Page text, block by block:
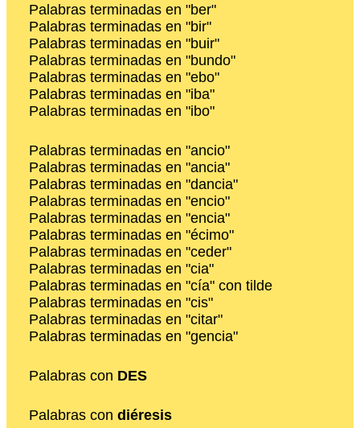
Palabras terminadas en "ber"
Palabras terminadas en "bir"
Palabras terminadas en "buir"
Palabras terminadas en "bundo"
Palabras terminadas en "ebo"
Palabras terminadas en "iba"
Palabras terminadas en "ibo"
Palabras terminadas en "ancio"
Palabras terminadas en "ancia"
Palabras terminadas en "dancia"
Palabras terminadas en "encio"
Palabras terminadas en "encia"
Palabras terminadas en "écimo"
Palabras terminadas en "ceder"
Palabras terminadas en "cia"
Palabras terminadas en "cía" con tilde
Palabras terminadas en "cis"
Palabras terminadas en "citar"
Palabras terminadas en "gencia"
Palabras con DES
Palabras con diéresis